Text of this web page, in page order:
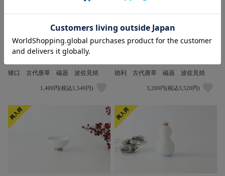
猪口 古代唐草 磁器 波佐見焼
1,400円(税込1,540円)
徳利 古代唐草 磁器 波佐見焼
3,200円(税込3,520円)